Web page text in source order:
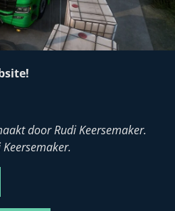
door Rudi Keersemaker.